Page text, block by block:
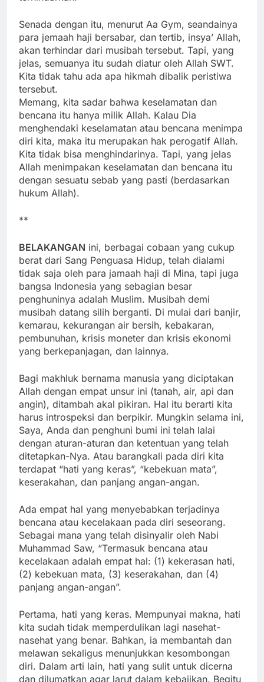
Senada dengan itu, menurut Aa Gym, seandainya
para jemaah haji bersabar, dan tertib, insya’ Allah,
akan terhindar dari musibah tersebut. Tapi, yang
jelas, semuanya itu sudah diatur oleh Allah SWT.
Kita tidak tahu ada apa hikmah dibalik peristiwa
tersebut.
Memang, kita sadar bahwa keselamatan dan
bencana itu hanya milik Allah. Kalau Dia
menghendaki keselamatan atau bencana menimpa
diri kita, maka itu merupakan hak perogatif Allah.
Kita tidak bisa menghindarinya. Tapi, yang jelas
Allah menimpakan keselamatan dan bencana itu
dengan sesuatu sebab yang pasti (berdasarkan
hukum Allah).
**
BELAKANGAN ini, berbagai cobaan yang cukup
berat dari Sang Penguasa Hidup, telah dialami
tidak saja oleh para jamaah haji di Mina, tapi juga
bangsa Indonesia yang sebagian besar
penghuninya adalah Muslim. Musibah demi
musibah datang silih berganti. Di mulai dari banjir,
kemarau, kekurangan air bersih, kebakaran,
pembunuhan, krisis moneter dan krisis ekonomi
yang berkepanjagan, dan lainnya.
Bagi makhluk bernama manusia yang diciptakan
Allah dengan empat unsur ini (tanah, air, api dan
angin), ditambah akal pikiran. Hal itu berarti kita
harus introspeksi dan berpikir. Mungkin selama ini,
Saya, Anda dan penghuni bumi ini telah lalai
dengan aturan-aturan dan ketentuan yang telah
ditetapkan-Nya. Atau barangkali pada diri kita
terdapat “hati yang keras”, “kebekuan mata”,
keserakahan, dan panjang angan-angan.
Ada empat hal yang menyebabkan terjadinya
bencana atau kecelakaan pada diri seseorang.
Sebagai mana yang telah disinyalir oleh Nabi
Muhammad Saw, “Termasuk bencana atau
kecelakaan adalah empat hal: (1) kekerasan hati,
(2) kebekuan mata, (3) keserakahan, dan (4)
panjang angan-angan”.
Pertama, hati yang keras. Mempunyai makna, hati
kita sudah tidak memperdulikan lagi nasehat-
nasehat yang benar. Bahkan, ia membantah dan
melawan sekaligus menunjukkan kesombongan
diri. Dalam arti lain, hati yang sulit untuk dicerna
dan dilumatkan agar larut dalam kebajikan. Begitu